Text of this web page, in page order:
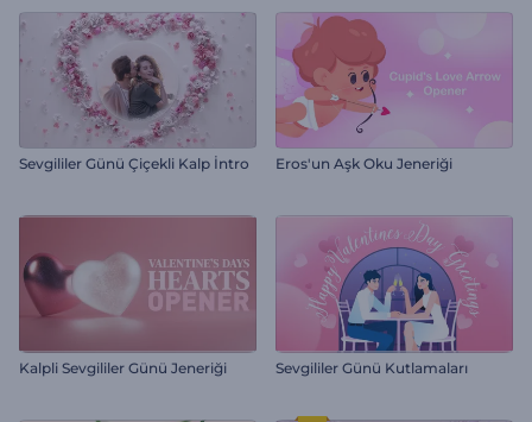
Sevgililer Günü Çiçekli Kalp İntro Eros'un Aşk Oku Jeneriği
Kalpli Sevgililer Günü Jeneriği Sevgililer Günü Kutlamaları